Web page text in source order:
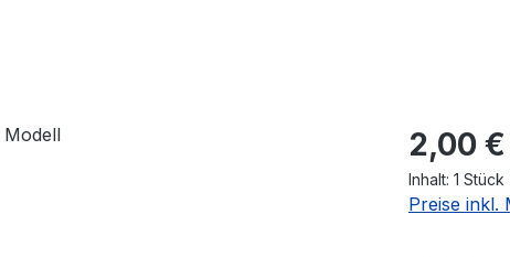
Regulärer
2,00 €
Inhalt: 1 Stück
Preise inkl.